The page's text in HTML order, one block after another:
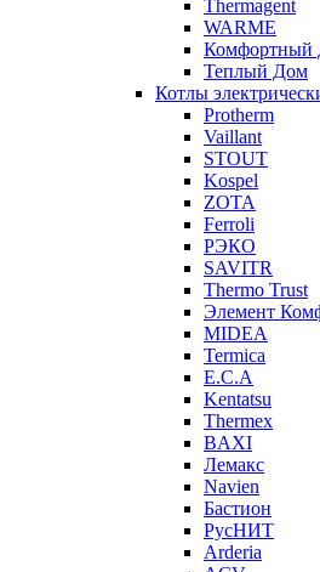
Thermagent
WARME
Комфортный
Теплый Дом
Котлы
Protherm
Vaillant
STOUT
Kospel
ZOTA
Ferroli
РЭКО
SAVITR
Thermo Trust
Элемент
MIDEA
Termica
E.C.A
Kentatsu
Thermex
BAXI
Лемакс
Navien
Бастион
РусНИТ
Arderia